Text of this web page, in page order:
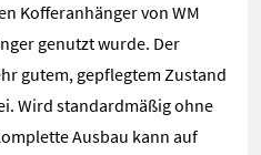
Kofferanhänger von WM
genutzt wurde. Der
gutem, gepflegtem Zustand
Wird standardmäßig ohne
Ausbau kann auf